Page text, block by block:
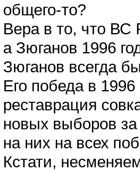
общего-то?
Вера в то, что ВС
а Зюганов 1996
Зюганов всегда
Его победа в
реставрация
новых выборов
на них на всех
Кстати,